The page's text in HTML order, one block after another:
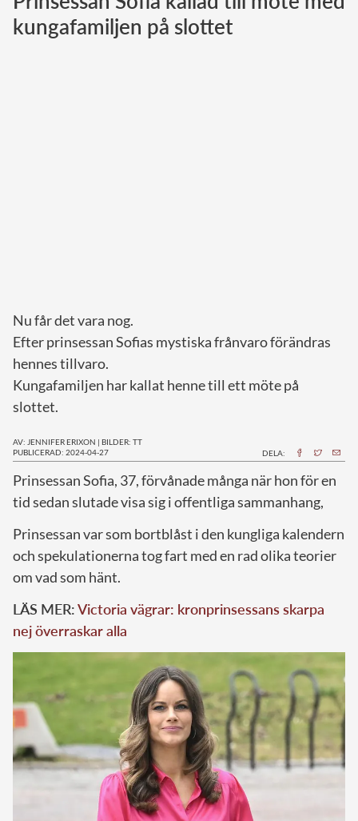
Norska kungahuset
kungafamiljen på slottet
Nu får det vara nog.
Efter prinsessan Sofias mystiska frånvaro förändras
hennes tillvaro.
Kungafamiljen har kallat henne till ett möte på
slottet.
AV: JENNIFER ERIXON | BILDER: TT
PUBLICERAD: 2024-04-27
DELA:
Prinsessan Sofia, 37, förvånade många när hon för en
tid sedan slutade visa sig i offentliga sammanhang,
Prinsessan var som bortblåst i den kungliga kalendern
och spekulationerna tog fart med en rad olika teorier
om vad som hänt.
LÄS MER:Victoria vägrar: kronprinsessans skarpa
nej överraskar alla